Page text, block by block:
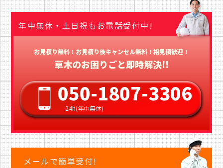
年中無休・土日祝もお電話受付中!
お見積り無料！お見積り後キャンセル無料！相見積歓迎！
草木のお困りごと即時解決!!
050-1807-3306
24h(年中無休)
メールで簡単受付!